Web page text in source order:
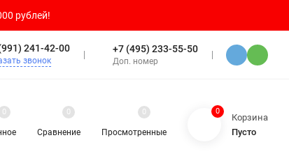
рублей!
241-42-00
звонок
+7 (495) 233-55-50
Доп. номер
0
Сравнение
0
Просмотренные
0 0
Корзина
Пусто